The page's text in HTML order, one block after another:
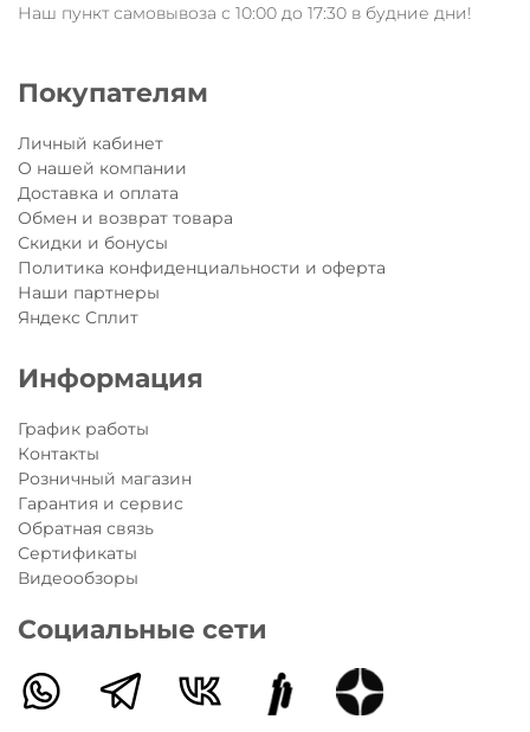
Наш пункт самовывоза с 10:00 до 17:30 в будние дни!
Покупателям
Личный кабинет
О нашей компании
Доставка и оплата
Обмен и возврат товара
Скидки и бонусы
Политика конфиденциальности и оферта
Наши партнеры
Яндекс Сплит
Информация
График работы
Контакты
Розничный магазин
Гарантия и сервис
Обратная связь
Сертификаты
Видеообзоры
Социальные сети